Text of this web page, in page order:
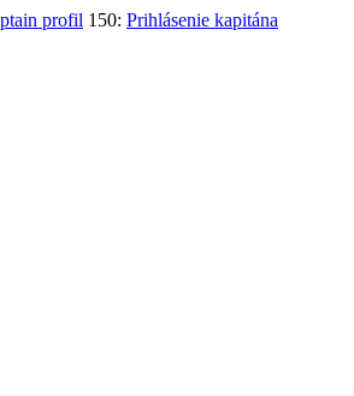
profil 150: Prihlásenie kapitána